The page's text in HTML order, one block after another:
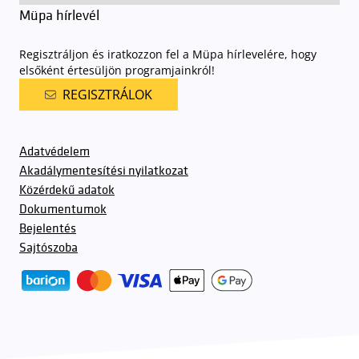
Müpa hírlevél
Regisztráljon és iratkozzon fel a Müpa hírlevelére, hogy
elsőként értesüljön programjainkról!
REGISZTRÁLOK
Adatvédelem
Akadálymentesítési nyilatkozat
Közérdekű adatok
Dokumentumok
Bejelentés
Sajtószoba